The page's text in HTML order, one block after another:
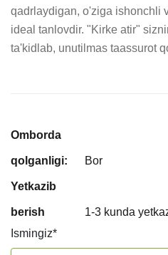
qadrlaydigan, o'ziga ishonchli
ideal tanlovdir. "Kirke atir"
ta'kidlab, unutilmas taassurot
Omborda
qolganligi: Bor
Yetkazib
berish
1-3 kunda
Ismingiz*